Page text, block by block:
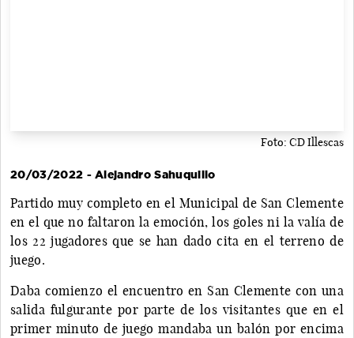
Foto: CD Illescas
20/03/2022 - Alejandro Sahuquillo
Partido muy completo en el Municipal de San Clemente
en el que no faltaron la emoción, los goles ni la valía de
los 22 jugadores que se han dado cita en el terreno de
juego.
Daba comienzo el encuentro en San Clemente con una
salida fulgurante por parte de los visitantes que en el
primer minuto de juego mandaba un balón por encima